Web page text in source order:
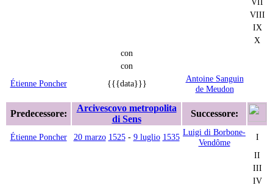
VII
VIII
IX
X
con
con
Étienne Poncher
{{{data}}}
Antoine Sanguin
de Meudon
Predecessore:
Arcivescovo metropolita
di Sens
Successore:
Étienne Poncher 20 marzo 1525- 9 luglio 1535 Luigi di Borbone-
Vendôme
I
II
III
IV